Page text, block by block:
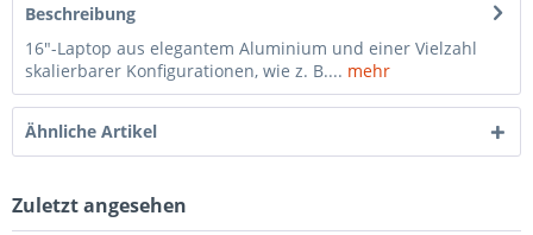
Beschreibung
16"-Laptop aus elegantem Aluminium und einer Vielzahl
skalierbarer Konfigurationen, wie z. B.... mehr
Ähnliche Artikel
Zuletzt angesehen